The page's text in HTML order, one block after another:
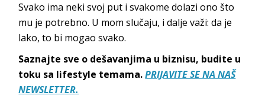
Svako ima neki svoj put i svakome dolazi ono što
mu je potrebno. U mom slučaju, i dalje važi: da je
lako, to bi mogao svako.
Saznajte sve o dešavanjima u biznisu, budite u
toku sa lifestyle temama.PRIJAVITE SE NA NAŠ
NEWSLETTER.